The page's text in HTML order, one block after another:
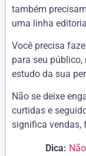
também
uma linha
Você precisa
para seu
estudo da sua
Não se deixe
curtidas e
significa vendas,
Dica: